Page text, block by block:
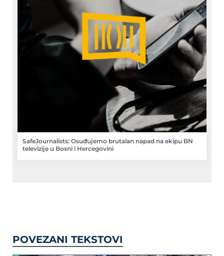
SafeJournalists: Osuđujemo brutalan napad na ekipu BN
televizije u Bosni i Hercegovini
POVEZANI TEKSTOVI